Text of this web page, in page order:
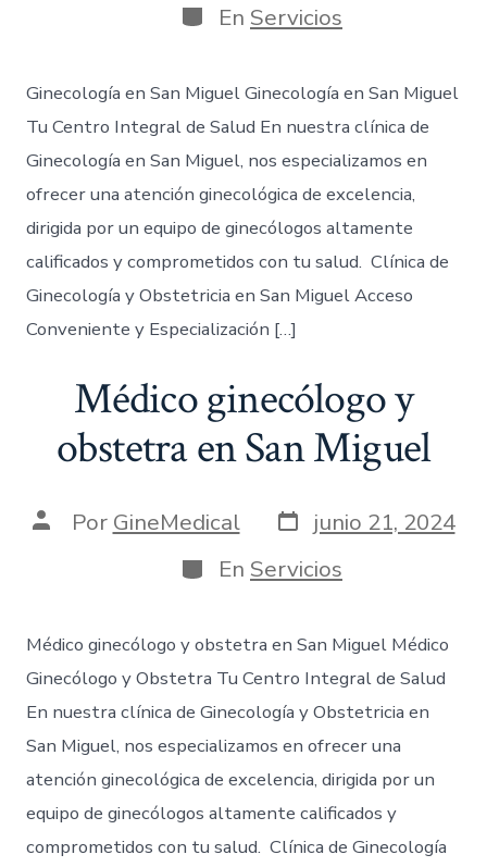
En Servicios
Ginecología en San Miguel Ginecología en San Miguel
Tu Centro Integral de Salud En nuestra clínica de
Ginecología en San Miguel, nos especializamos en
ofrecer una atención ginecológica de excelencia,
dirigida por un equipo de ginecólogos altamente
calificados y comprometidos con tu salud. Clínica de
Ginecología y Obstetricia en San Miguel Acceso
Conveniente y Especialización […]
Médico ginecólogo y
obstetra en San Miguel
Por GineMedical
junio 21, 2024
En Servicios
Médico ginecólogo y obstetra en San Miguel Médico
Ginecólogo y Obstetra Tu Centro Integral de Salud
En nuestra clínica de Ginecología y Obstetricia en
San Miguel, nos especializamos en ofrecer una
atención ginecológica de excelencia, dirigida por un
equipo de ginecólogos altamente calificados y
comprometidos con tu salud. Clínica de Ginecología